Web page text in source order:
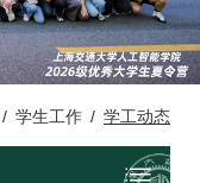
/ 学生工作 / 学工动态